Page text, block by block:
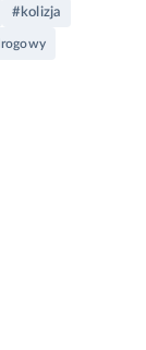
#kolizja